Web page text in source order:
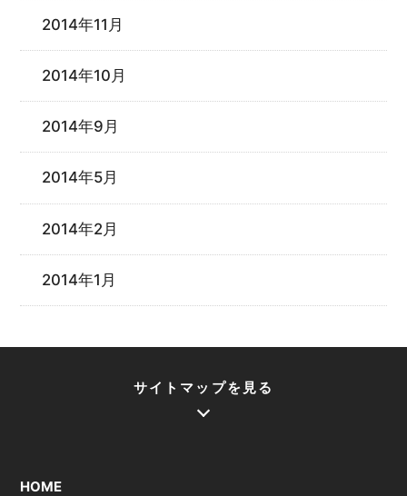
2014年11月
2014年10月
2014年9月
2014年5月
2014年2月
2014年1月
サイトマップを見る
HOME